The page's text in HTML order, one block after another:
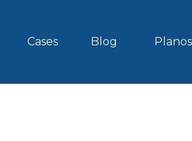
Cases Blog Planos